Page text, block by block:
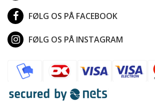
FØLG OS PÅ FACEBOOK
FØLG OS PÅ INSTAGRAM